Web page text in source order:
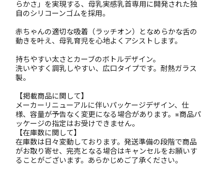
らかさ」を実現する、母乳実感乳首専用に開発された独
自のシリコーンゴムを採用。
赤ちゃんの適切な吸着（ラッチオン）となめらかな舌の
動きを叶え、母乳育児を心地よくアシストします。
持ちやすい太さとカーブのボトルデザイン。
洗いやすく調乳しやすい、広口タイプです。耐熱ガラス
製。
【掲載商品に関して】
メーカーリニューアルに伴いパッケージデザイン、仕
様、容量が予告なく変更になる場合があります。※商品パ
ッケージの指定はお受けできません。
【在庫数に関して】
在庫数は日々変動しております。発送準備の段階で商品
がお取り寄せ、完売となる場合はキャンセルをお願いす
ることがございます。あらかじめご了承ください。